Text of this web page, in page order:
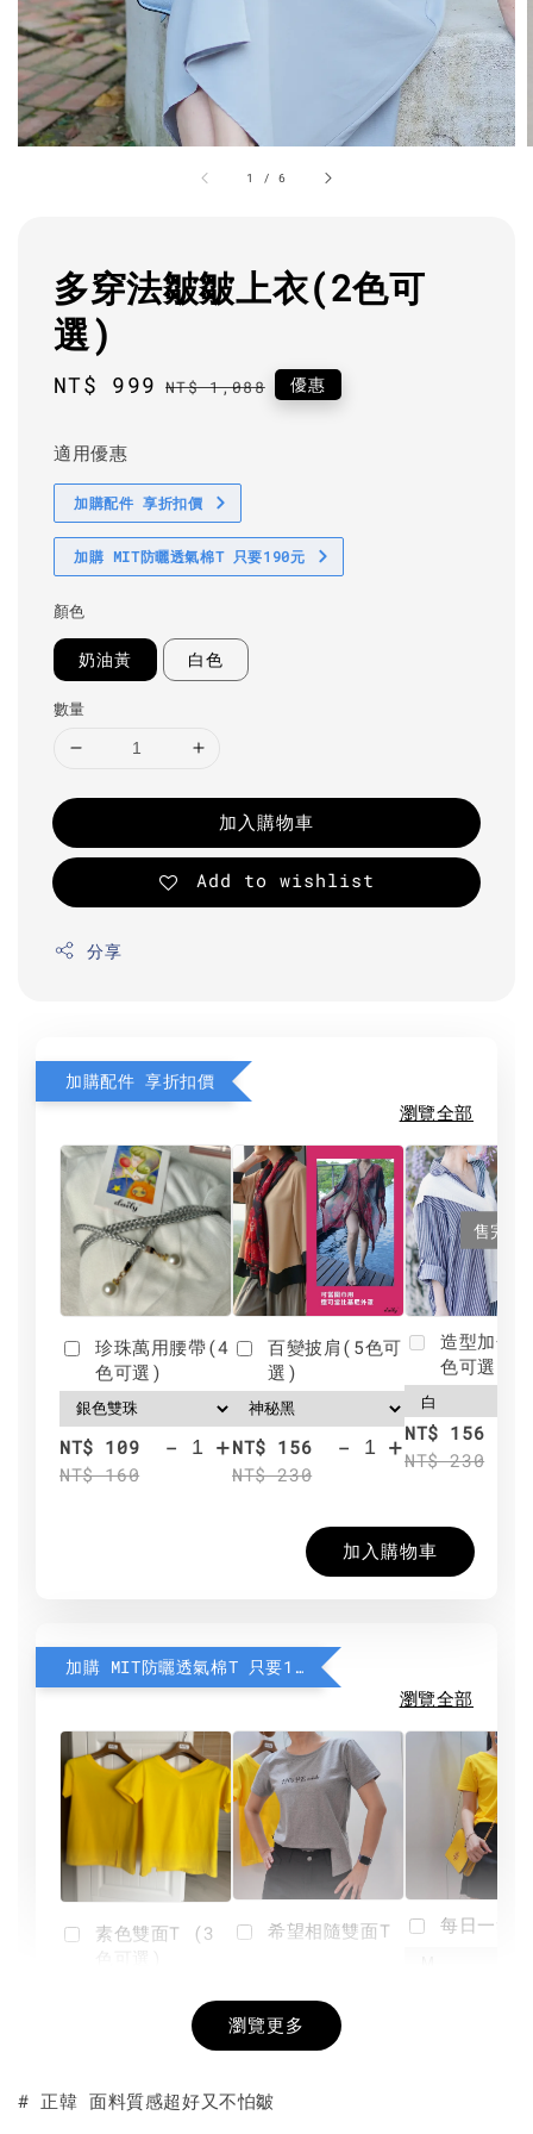
1 /6
多穿法皺皺上衣(2色可
選)
Sale
NT$ 999 Regular
NT$ 1,088 優惠
適用優惠
加購配件 享折扣價
加購 MIT防曬透氣棉T 只要190元
顏色
奶油黃 白色
數量
加入購物車
Add to wishlist
分享
加購配件 享折扣價
瀏覽全部
珍珠萬用腰帶(4
色可選)
NT$ 109
NT$ 160
- +
百變披肩(5色可
選)
NT$ 156
NT$ 230
- +
售完
造型加分
色可選)
NT$ 156
NT$ 230
加入購物車
加購 MIT防曬透氣棉T 只要190元
瀏覽全部
素色雙面T (3
+
希望相隨雙面T
NT$ 190
-
每日一笑
瀏覽更多
# 正韓 面料質感超好又不怕皺